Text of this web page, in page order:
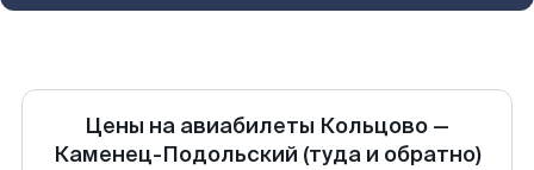
Цены на авиабилеты Кольцово —
Каменец-Подольский (туда и обратно)